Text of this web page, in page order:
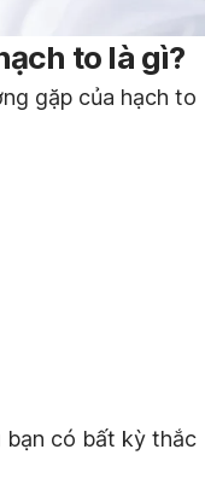
to là gì?
gặp của hạch to
bạn có bất kỳ thắc